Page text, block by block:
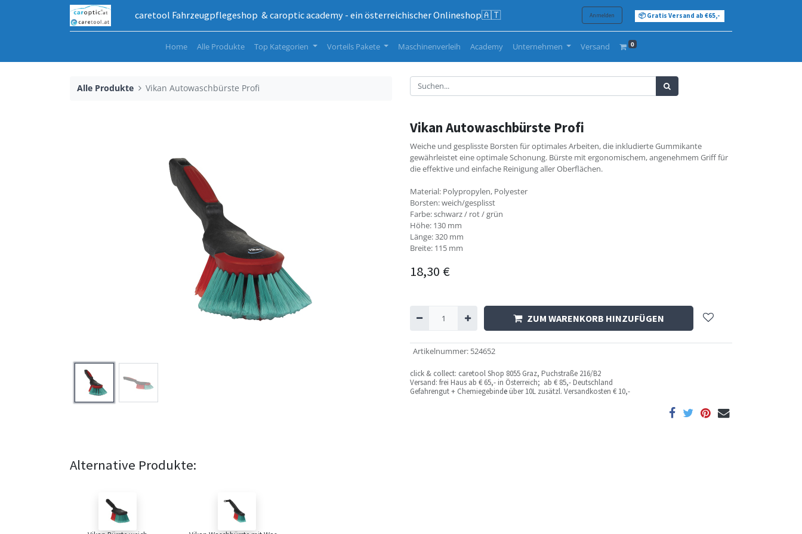
caretool Fahrzeugpflegeshop & caroptic academy - ein österreichischer Onlineshop🇦🇹 Anmelden 📦 Gratis Versand ab €65,-
Home Alle Produkte Top Kategorien Vorteils Pakete Maschinenverleih Academy Unternehmen Versand 0
Alle Produkte Vikan Autowaschbürste Profi
Vikan Autowaschbürste Profi
Weiche und gesplisste Borsten für optimales Arbeiten, die inkludierte Gummikante
gewährleistet eine optimale Schonung. Bürste mit ergonomischem, angenehmem Griff für
die effektive und einfache Reinigung aller Oberflächen.
Material: Polypropylen, Polyester
Borsten: weich/gesplisst
Farbe: schwarz / rot / grün
Höhe: 130 mm
Länge: 320 mm
Breite: 115 mm
18,30 €
ZUM WARENKORB HINZUFÜGEN
Artikelnummer: 524652
click & collect: caretool Shop 8055 Graz, Puchstraße 216/B2
Versand: frei Haus ab € 65,- in Österreich; ab € 85,- Deutschland
Gefahrengut + Chemiegebinde über 10L zusätzl. Versandkosten € 10,-
Alternative Produkte: